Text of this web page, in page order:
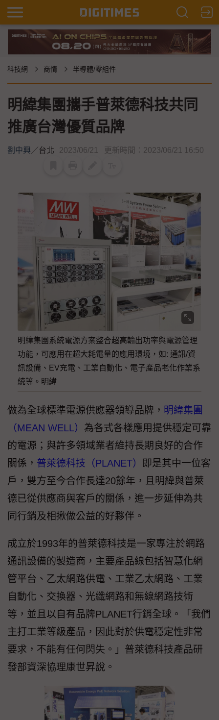
科技網 商情 半導體/零組件
明緯集團攜手普萊德科技共同
推廣台灣優質品牌
劉中興／台北 2023/06/21 更新時間：2023/06/21 16:50
明緯集團系統電源方案整合超高輸出功率與電源管理
功能，可應用在超大耗電量的應用環境，如: 通訊/資
訊設備、EV充電、工業自動化、電子產品老化作業系
統等。明緯
做為全球標準電源供應器領導品牌， 明緯集團
（MEAN WELL） 為各式各樣應用提供穩定可靠
的電源；與許多領域業者維持長期良好的合作
關係， 普萊德科技（PLANET）
即是其中一位客
戶，雙方至今合作長達20餘年，且明緯與普萊
德已從供應商與客戶的關係，進一步延伸為共
同行銷及相揪做公益的好夥伴。
成立於1993年的普萊德科技是一家專注於網路
通訊設備的製造商，主要產品線包括智慧化網
管平台、乙太網路供電、工業乙太網路、工業
自動化、交換器、光纖網路和無線網路技術
等，並且以自有品牌PLANET行銷全球。「我們
主打工業等級產品，因此對於供電穩定性非常
要求，不能有任何閃失。」普萊德科技產品研
發部資深協理康世昇說。